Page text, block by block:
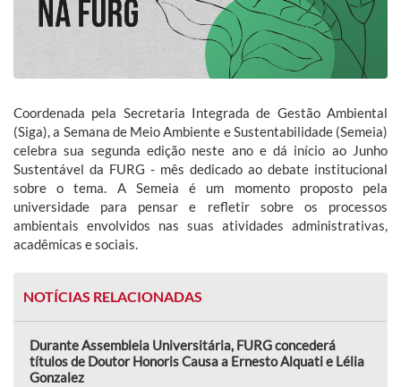
Coordenada pela Secretaria Integrada de Gestão Ambiental
(Siga), a Semana de Meio Ambiente e Sustentabilidade (Semeia)
celebra sua segunda edição neste ano e dá início ao Junho
Sustentável da FURG - mês dedicado ao debate institucional
sobre o tema. A Semeia é um momento proposto pela
universidade para pensar e refletir sobre os processos
ambientais envolvidos nas suas atividades administrativas,
acadêmicas e sociais.
NOTÍCIAS RELACIONADAS
Durante Assembleia Universitária, FURG concederá
títulos de Doutor Honoris Causa a Ernesto Alquati e Lélia
Gonzalez